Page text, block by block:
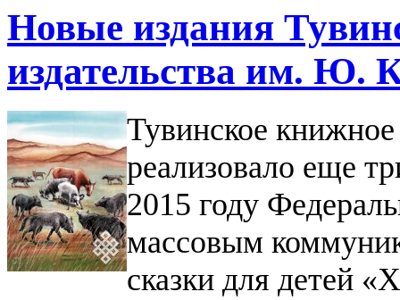
Новые издания
издательства им. Ю.
Тувинское
реализовало еще
2015 году
массовым
сказки для детей